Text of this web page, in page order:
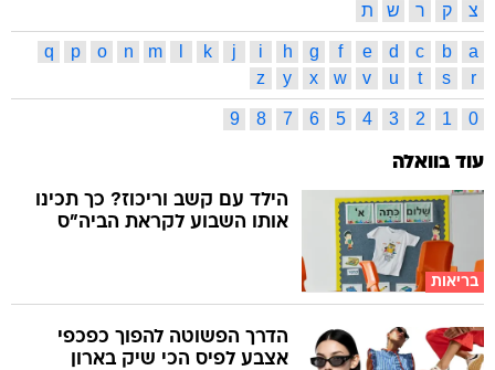
צ
ק ר ש ת
a
b
c
d
e
f
g
h
i
j
k
m
n
o
p
q
r
s
t
u
v
w
x
y
z
0
1
2
3
4
5
6
7
8
9
עוד בוואלה
בריאות
הילד עם קשב וריכוז? כך תכינו
אותו השבוע לקראת הביה"ס
הדרך הפשוטה להפוך כפכפי
אצבע לפיס הכי שיק בארון